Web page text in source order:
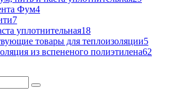
Фум4
7
уплотнительная18
товары для теплоизоляции5
из вспененого полиэтилена62